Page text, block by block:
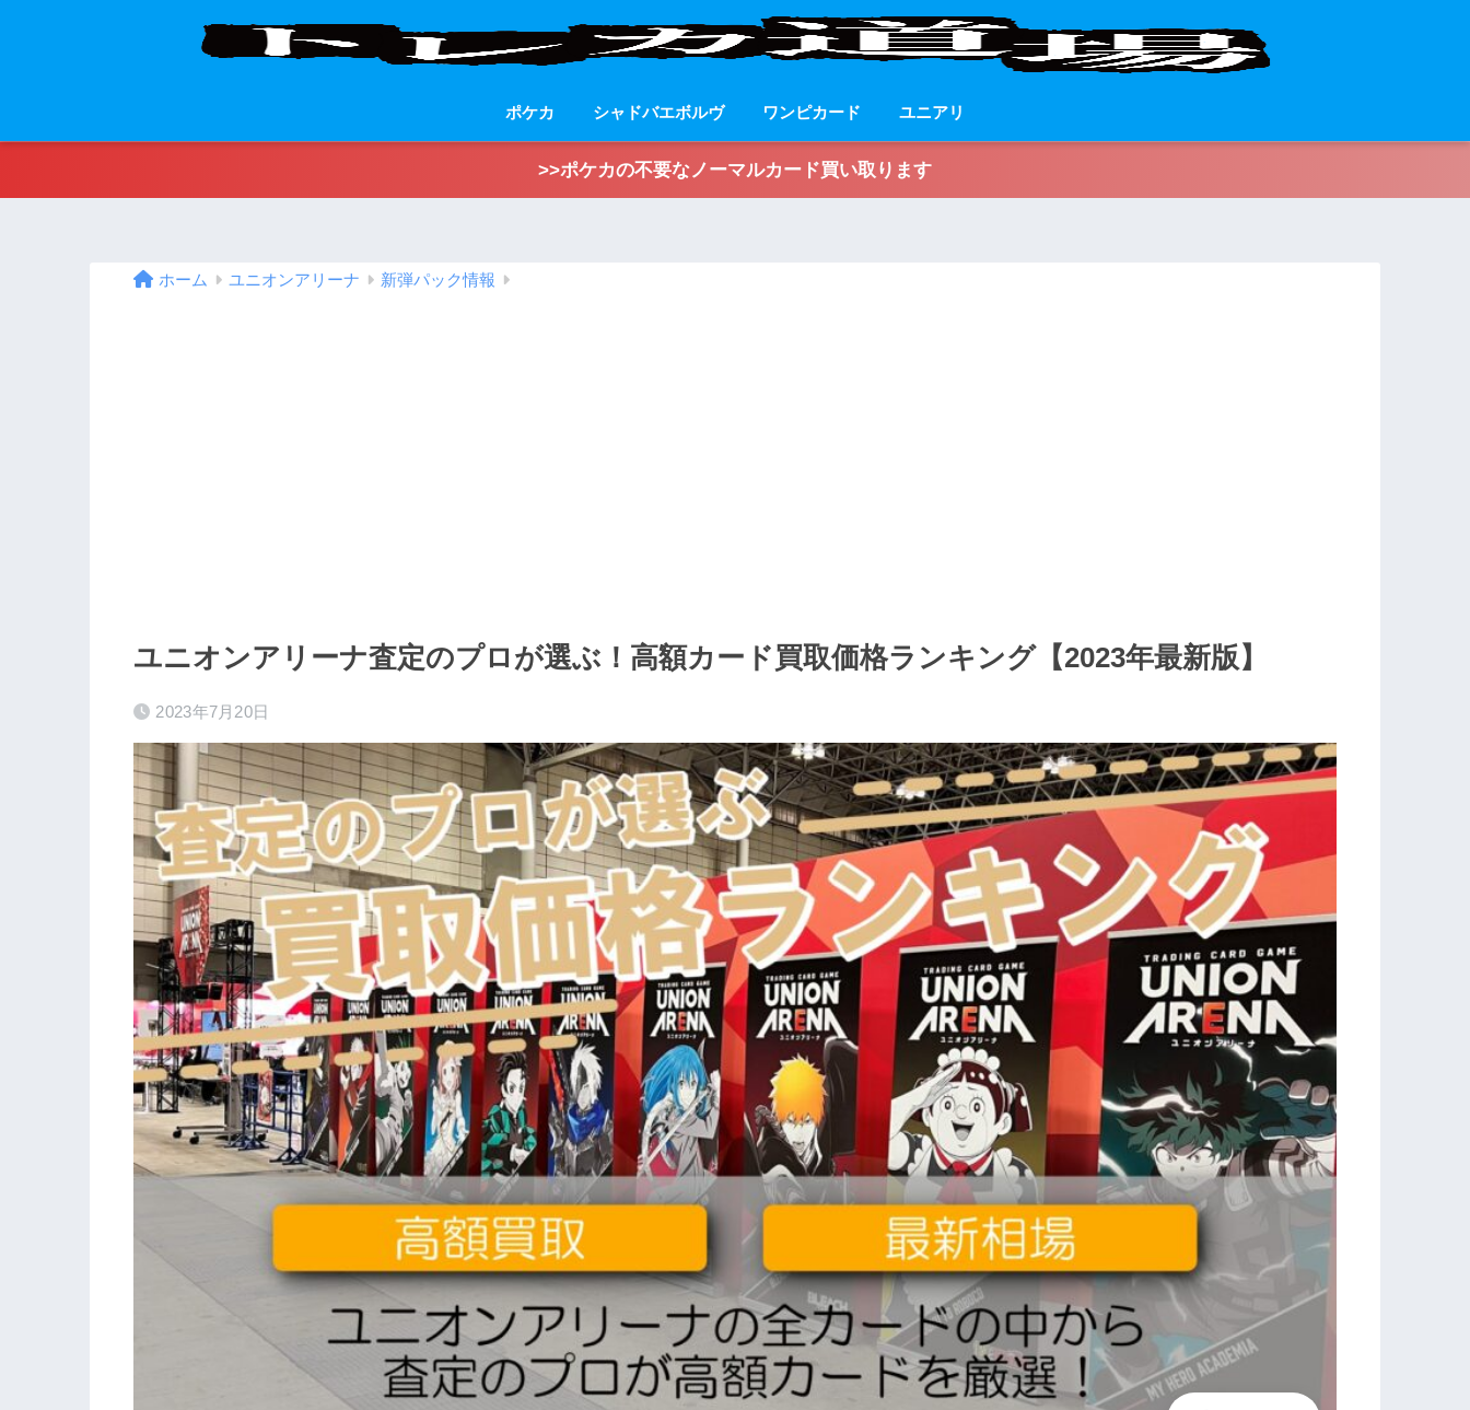
ポケカ シャドバエボルヴ ワンピカード ユニアリ
>>ポケカの不要なノーマルカード買い取ります
ホーム ユニオンアリーナ 新弾パック情報
ユニオンアリーナ査定のプロが選ぶ！高額カード買取価格ランキング【2023年最新版】
2023年7月20日